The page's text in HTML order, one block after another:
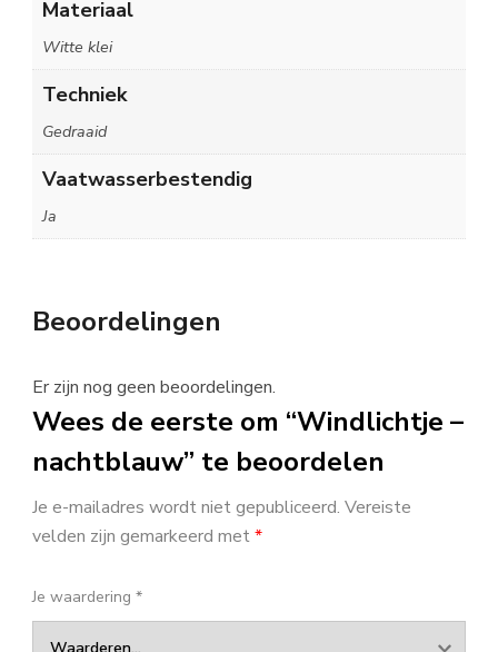
Materiaal
Witte klei
Techniek
Gedraaid
Vaatwasserbestendig
Ja
Beoordelingen
Er zijn nog geen beoordelingen.
Wees de eerste om “Windlichtje –
nachtblauw” te beoordelen
Je e-mailadres wordt niet gepubliceerd. Vereiste
velden zijn gemarkeerd met*
Je waardering *